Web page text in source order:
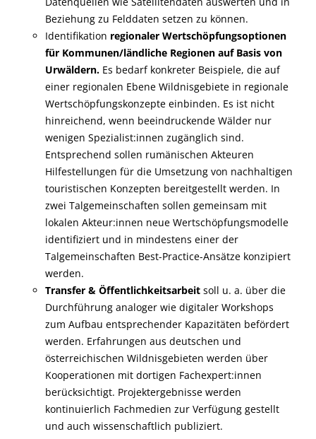
Beziehung zu Felddaten setzen zu können.
Identifikation regionaler Wertschöpfungsoptionen
für Kommunen/ländliche Regionen auf Basis von
Urwäldern. Es bedarf konkreter Beispiele, die auf
einer regionalen Ebene Wildnisgebiete in regionale
Wertschöpfungskonzepte einbinden. Es ist nicht
hinreichend, wenn beeindruckende Wälder nur
wenigen Spezialist:innen zugänglich sind.
Entsprechend sollen rumänischen Akteuren
Hilfestellungen für die Umsetzung von nachhaltigen
touristischen Konzepten bereitgestellt werden. In
zwei Talgemeinschaften sollen gemeinsam mit
lokalen Akteur:innen neue Wertschöpfungsmodelle
identifiziert und in mindestens einer der
Talgemeinschaften Best-Practice-Ansätze konzipiert
werden.
Transfer & Öffentlichkeitsarbeit soll u. a. über die
Durchführung analoger wie digitaler Workshops
zum Aufbau entsprechender Kapazitäten befördert
werden. Erfahrungen aus deutschen und
österreichischen Wildnisgebieten werden über
Kooperationen mit dortigen Fachexpert:innen
berücksichtigt. Projektergebnisse werden
kontinuierlich Fachmedien zur Verfügung gestellt
und auch wissenschaftlich publiziert.